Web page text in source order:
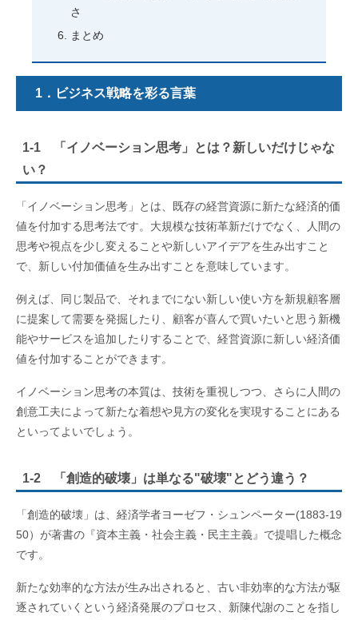
さ
まとめ
1．ビジネス戦略を彩る言葉
1-1 「イノベーション思考」とは？新しいだけじゃな
い？
「イノベーション思考」とは、既存の経営資源に新たな経済的価
値を付加する思考法です。大規模な技術革新だけでなく、人間の
思考や視点を少し変えることや新しいアイデアを生み出すこと
で、新しい付加価値を生み出すことを意味しています。
例えば、同じ製品で、それまでにない新しい使い方を新規顧客層
に提案して需要を発掘したり、顧客が喜んで買いたいと思う新機
能やサービスを追加したりすることで、経営資源に新しい経済価
値を付加することができます。
イノベーション思考の本質は、技術を重視しつつ、さらに人間の
創意工夫によって新たな着想や見方の変化を実現することにある
といってよいでしょう。
1-2 「創造的破壊」は単なる"破壊"とどう違う？
「創造的破壊」は、経済学者ヨーゼフ・シュンペーター(1883-19
50）が著書の『資本主義・社会主義・民主主義』で提唱した概念
です。
新たな効率的な方法が生み出されると、古い非効率的な方法が駆
逐されていくという経済発展のプロセス、新陳代謝のことを指し